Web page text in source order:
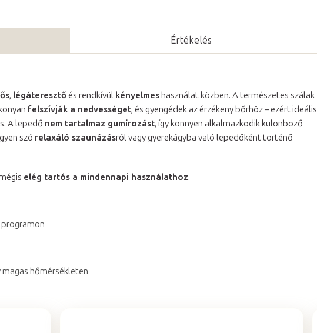
Értékelés
, légáteresztőés rendkívül kényelmes használat közben. A természetes szálak
felszívják a nedvességet, és gyengédek az érzékeny bőrhöz – ezért ideális
A lepedő nem tartalmaz gumírozást, így könnyen alkalmazkodik különböző
szó relaxáló szaunázásról vagy gyerekágyba való lepedőként történő
elég tartós a mindennapi használathoz.
programon
hőmérsékleten